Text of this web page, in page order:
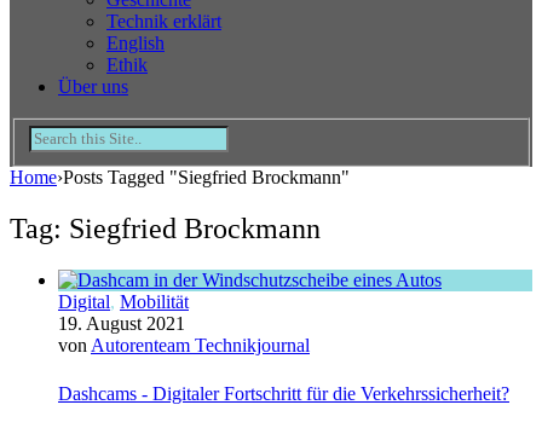
Technik erklärt
English
Ethik
Über uns
Home›Posts Tagged "Siegfried Brockmann"
Tag: Siegfried Brockmann
Digital, Mobilität
19. August 2021
von Autorenteam Technikjournal
Dashcams - Digitaler Fortschritt für die Verkehrssicherheit?